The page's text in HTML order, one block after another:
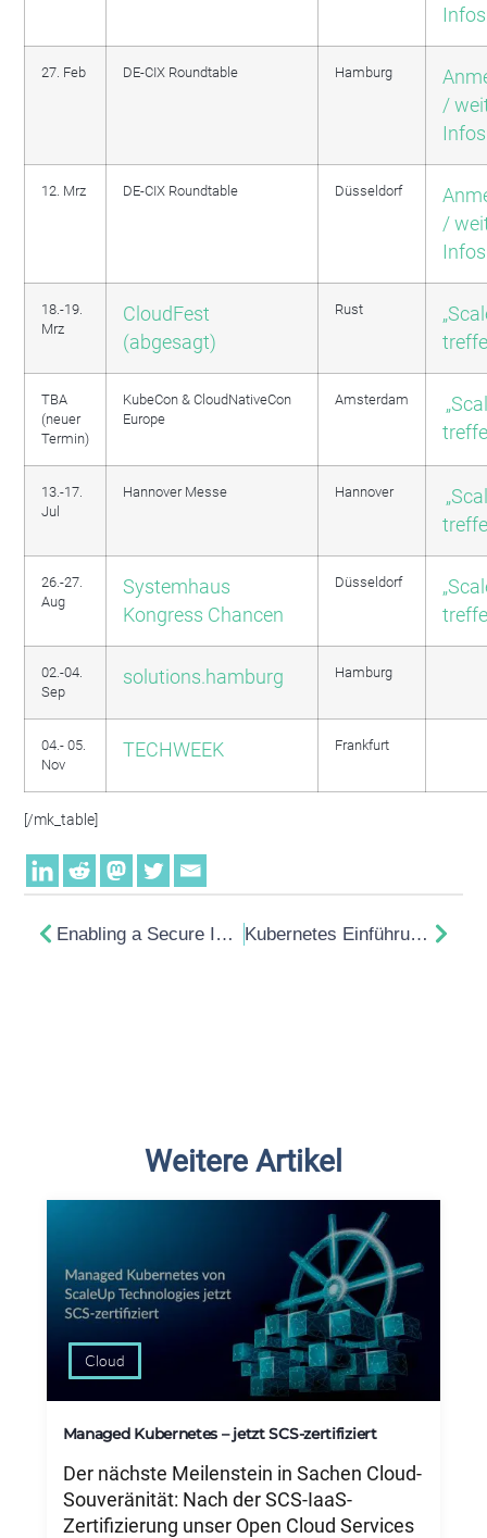
Infos
27. Feb DE-CIX Roundtable Hamburg
/
Infos
12. Mrz DE-CIX Roundtable Düsseldorf
/
Infos
18.-19.
Mrz
CloudFest
(abgesagt)
Rust
TBA
(neuer
Termin)
KubeCon & CloudNativeCon
Europe
Amsterdam
13.-17.
Jul
Hannover Messe Hannover
26.-27.
Aug
Systemhaus
Kongress Chancen
Düsseldorf
02.-04.
Sep
solutions.hamburg Hamburg
04.- 05.
Nov
TECHWEEK Frankfurt
[/mk_table]
Enabling a Secure Industry 4.0 transition for the Textile Industry with OpenStack based Edge Clouds Kubernetes Einführung — K8s kurz zusammengefasst
Weitere Artikel
Cloud
Managed Kubernetes – jetzt SCS-zertifiziert
Der nächste Meilenstein in Sachen Cloud-
Souveränität: Nach der SCS-IaaS-
Zertifizierung unser Open Cloud Services